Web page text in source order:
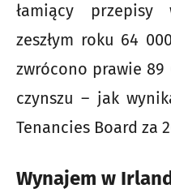
łamiący przepisy
zeszłym roku 64
zwrócono prawie 89
czynszu – jak
Tenancies Board za
Wynajem w